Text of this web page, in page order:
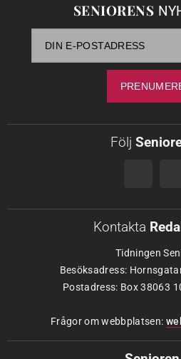
SENIORENS
Följ
Kontakta
Tidningen
Besöksadress:
Postadress: Box 38063
Frågor om webbplatsen: